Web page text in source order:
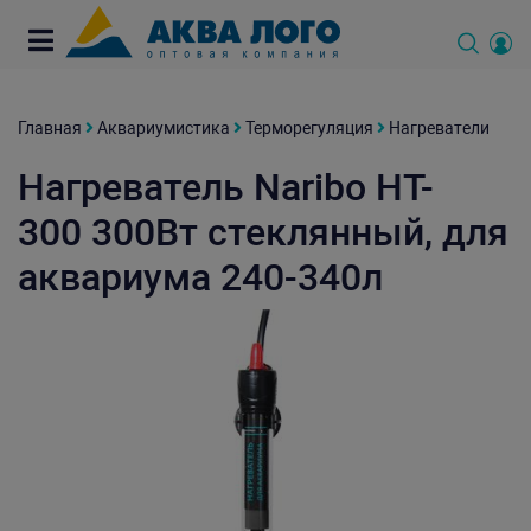
Главная Аквариумистика Терморегуляция Нагреватели
Нагреватель Naribo HT-
300 300Вт стеклянный, для
аквариума 240-340л